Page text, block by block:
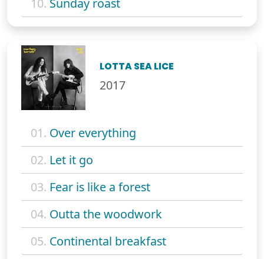
10. Sunday roast
LOTTA SEA LICE
2017
01. Over everything
02. Let it go
03. Fear is like a forest
04. Outta the woodwork
05. Continental breakfast